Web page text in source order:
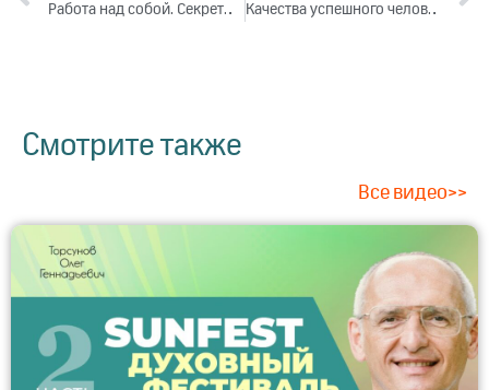
Работа над собой. Секреты и методы. Лекция 3 (2019) Качества успешного человека. Лекция 2 (2019)
Смотрите также
Все видео>>